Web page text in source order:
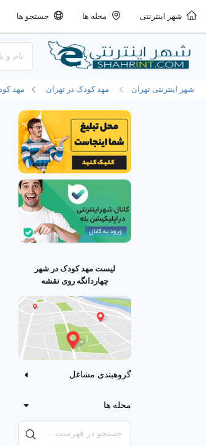
شهر اینترنتی محله ها جستجو ها
شهر اینترنتی تهران مهد کودک در تهران مهد
لیست مهد کودک در شهر
چهاردانگه روی نقشه
گروهبندی مشاغل
محله ها